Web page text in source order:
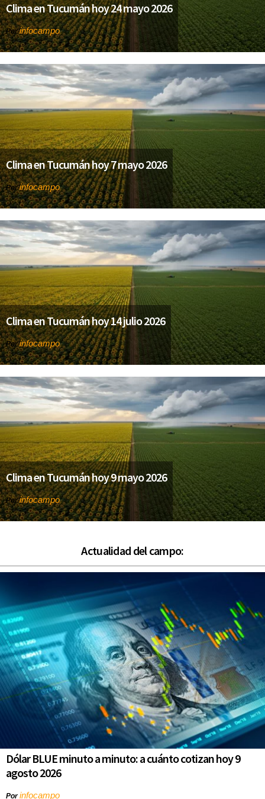
Clima en Tucumán hoy 24 mayo 2026
Porinfocampo
Clima en Tucumán hoy 7 mayo 2026
Porinfocampo
Clima en Tucumán hoy 14 julio 2026
Porinfocampo
Clima en Tucumán hoy 9 mayo 2026
Porinfocampo
Actualidad del campo:
Dólar BLUE minuto a minuto: a cuánto cotizan hoy 9
agosto 2026
Porinfocampo